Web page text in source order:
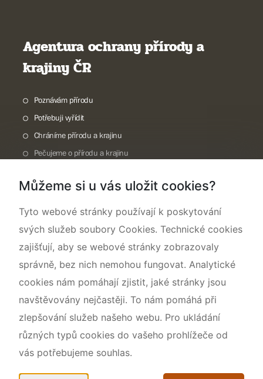
Agentura ochrany přírody a
krajiny ČR
Poznávám přírodu
Potřebuji vyřídit
Chráníme přírodu a krajinu
Pečujeme o přírodu a krajinu
O nás
Můžeme si u vás uložit cookies?
Tyto webové stránky používají k poskytování
svých služeb soubory Cookies. Technické cookies
zajišťují, aby se webové stránky zobrazovaly
správně, bez nich nemohou fungovat. Analytické
cookies nám pomáhají zjistit, jaké stránky jsou
navštěvovány nejčastěji. To nám pomáhá při
zlepšování služeb našeho webu. Pro ukládání
různých typů cookies do vašeho prohlížeče od
vás potřebujeme souhlas.